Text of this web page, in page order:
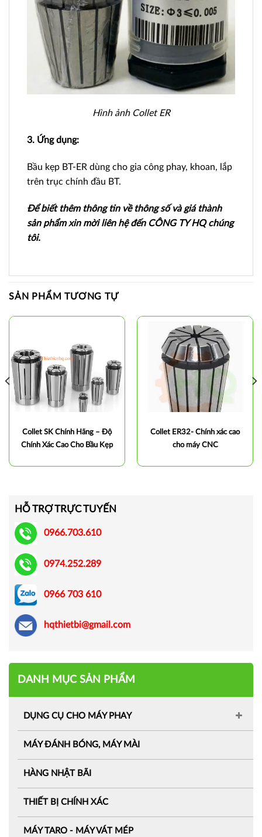
Hình ảnh Collet ER
3. Ứng dụng:
Bầu kẹp BT-ER dùng cho gia công phay, khoan, lắp
trên trục chính đầu BT.
Để biết thêm thông tin về thông số và giá thành
sản phẩm xin mời liên hệ đến CÔNG TY HQ chúng
tôi.
SẢN PHẨM TƯƠNG TỰ
Collet SK Chính Hãng – Độ
Chính Xác Cao Cho Bầu Kẹp
Collet ER32- Chính xác cao
cho máy CNC
HỖ TRỢ TRỰC TUYẾN
0966.703.610
0974.252.289
0966 703 610
hqthietbi@gmail.com
DANH MỤC SẢN PHẨM
DỤNG CỤ CHO MÁY PHAY
MÁY ĐÁNH BÓNG, MÁY MÀI
HÀNG NHẬT BÃI
THIẾT BỊ CHÍNH XÁC
MÁY TARO - MÁY VÁT MÉP